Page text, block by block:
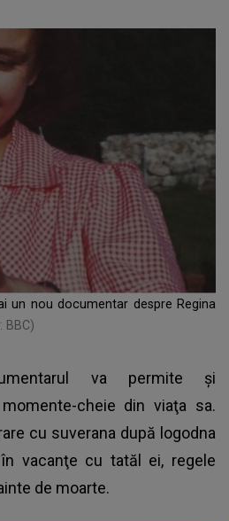
un nou documentar despre Regina
BBC)
va permite și
cheie din viaţa sa.
cu suverana după logodna
vacanţe cu tatăl ei, regele
de moarte.